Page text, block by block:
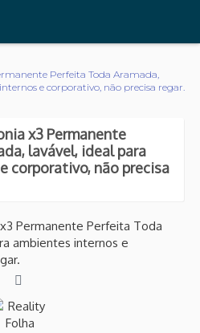
Perfeita Toda Aramada,
e corporativo, não precisa regar.
x3 Permanente
lavável, ideal para
corporativo, não precisa